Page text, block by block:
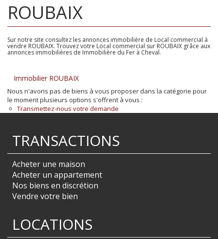
ROUBAIX
Sur notre site consultez les annonces immobilière de Local commercial à
vendre ROUBAIX. Trouvez votre Local commercial sur ROUBAIX grâce aux
annonces immobilières de Immobilière du Fer à Cheval.
Immobilier ROUBAIX
Nous n'avons pas de biens à vous proposer dans la catégorie pour
le moment plusieurs options s'offrent à vous :
Transmettez-nous votre demande
TRANSACTIONS
Acheter une maison
Acheter un appartement
Nos biens en discrétion
Vendre votre bien
LOCATIONS